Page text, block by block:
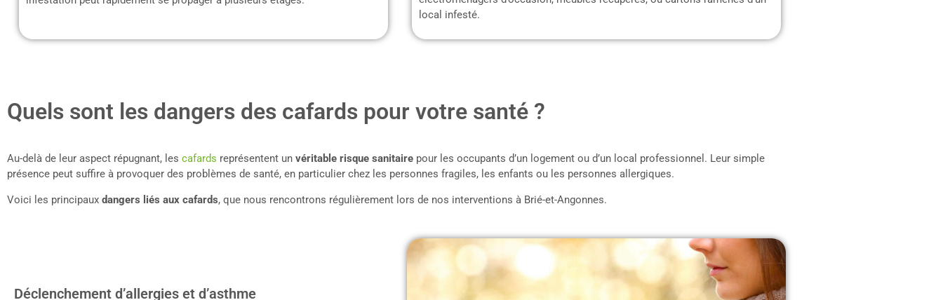
local infesté.
Quels sont les dangers des cafards pour votre santé ?
Au-delà de leur aspect répugnant, les cafards représentent un véritable risque sanitaire pour les occupants d’un logement ou d’un local professionnel. Leur simple
présence peut suffire à provoquer des problèmes de santé, en particulier chez les personnes fragiles, les enfants ou les personnes allergiques.
Voici les principaux dangers liés aux cafards, que nous rencontrons régulièrement lors de nos interventions à Brié-et-Angonnes.
Déclenchement d’allergies et d’asthme